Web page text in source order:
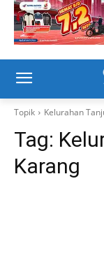
Topik Kelurahan
Tag:
Karang